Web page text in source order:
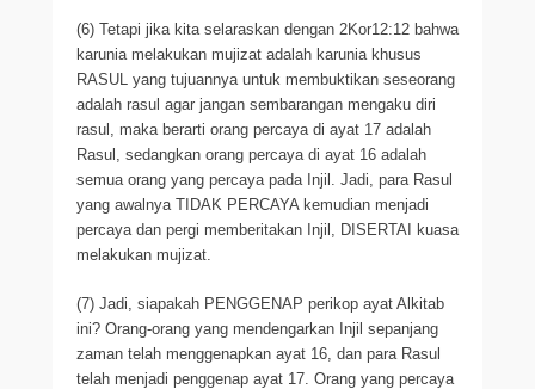
(6) Tetapi jika kita selaraskan dengan 2Kor12:12 bahwa
karunia melakukan mujizat adalah karunia khusus
RASUL yang tujuannya untuk membuktikan seseorang
adalah rasul agar jangan sembarangan mengaku diri
rasul, maka berarti orang percaya di ayat 17 adalah
Rasul, sedangkan orang percaya di ayat 16 adalah
semua orang yang percaya pada Injil. Jadi, para Rasul
yang awalnya TIDAK PERCAYA kemudian menjadi
percaya dan pergi memberitakan Injil, DISERTAI kuasa
melakukan mujizat.
(7) Jadi, siapakah PENGGENAP perikop ayat Alkitab
ini? Orang-orang yang mendengarkan Injil sepanjang
zaman telah menggenapkan ayat 16, dan para Rasul
telah menjadi penggenap ayat 17. Orang yang percaya